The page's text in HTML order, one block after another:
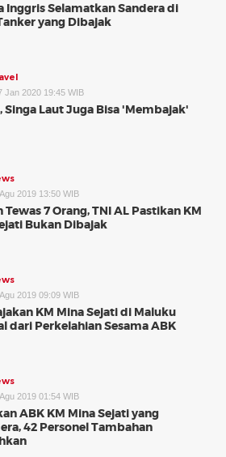
Inggris Selamatkan Sandera di
yang Dibajak
Jan 2020 19:45 WIB
Singa Laut Juga Bisa 'Membajak'
2019 13:50 WIB
Tewas 7 Orang, TNI AL Pastikan KM
Bukan Dibajak
2019 09:09 WIB
KM Mina Sejati di Maluku
dari Perkelahian Sesama ABK
2019 01:54 WIB
ABK KM Mina Sejati yang
42 Personel Tambahan